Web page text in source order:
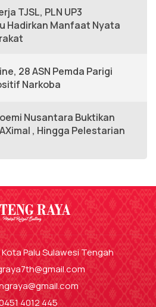
TJSL, PLN UP3
Hadirkan Manfaat Nyata
28 ASN Pemda Parigi
Narkoba
Nusantara Buktikan
, Hingga Pelestarian
Kota Palu Sulawesi Tengah
4012 445